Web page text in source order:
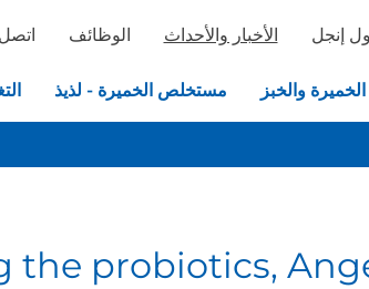
إنجل الأخبار والأحداث الوظائف اتصل
الخميرة والخبز مستخلص الخميرة - لذيذ
the probiotics,